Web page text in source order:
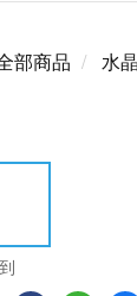
部商品 水